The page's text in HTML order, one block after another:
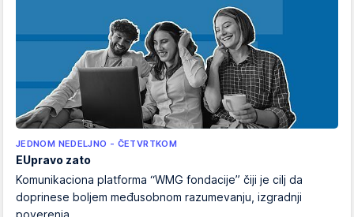
JEDNOM NEDELJNO - ČETVRTKOM
EUpravo zato
Komunikaciona platforma “WMG fondacije” čiji je cilj da
doprinese boljem međusobnom razumevanju, izgradnji
poverenja...